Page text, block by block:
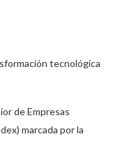
tecnológica
de Empresas
marcada por la